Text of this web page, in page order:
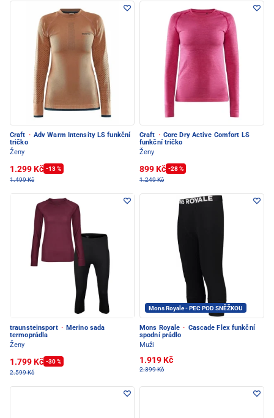
Craft · Adv Warm Intensity LS funkční
tričko
Ženy
1.299 Kč -13 %
1.499 Kč
Craft · Core Dry Active Comfort LS
funkční tričko
Ženy
899 Kč -28 %
1.249 Kč
traunsteinsport · Merino sada
termoprádla
Ženy
1.799 Kč -30 %
2.599 Kč
Mons Royale - PEC POD SNĚŽKOU
Mons Royale · Cascade Flex funkční
spodní prádlo
Muži
1.919 Kč
2.399 Kč